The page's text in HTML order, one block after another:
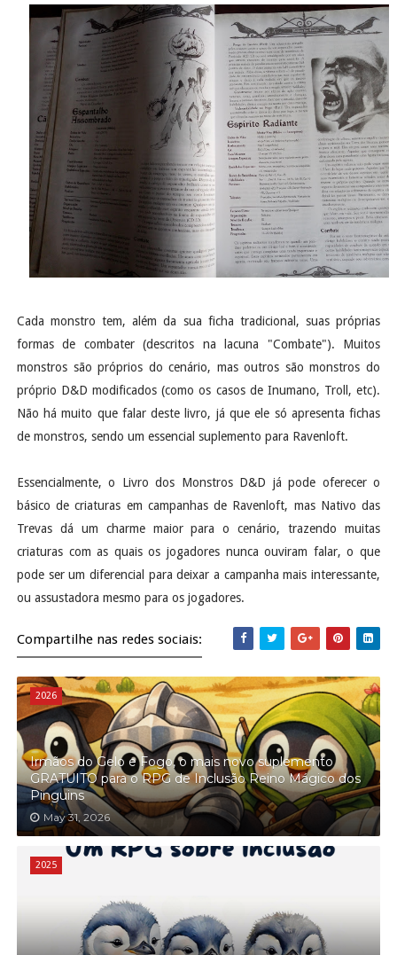
Cada monstro tem, além da sua ficha tradicional, suas próprias
formas de combater (descritos na lacuna "Combate"). Muitos
monstros são próprios do cenário, mas outros são monstros do
próprio D&D modificados (como os casos de Inumano, Troll, etc).
Não há muito que falar deste livro, já que ele só apresenta fichas
de monstros, sendo um essencial suplemento para Ravenloft.
Essencialmente, o Livro dos Monstros D&D já pode oferecer o
básico de criaturas em campanhas de Ravenloft, mas Nativo das
Trevas dá um charme maior para o cenário, trazendo muitas
criaturas com as quais os jogadores nunca ouviram falar, o que
pode ser um diferencial para deixar a campanha mais interessante,
ou assustadora mesmo para os jogadores.
Compartilhe nas redes sociais:
2026
Irmãos do Gelo e Fogo, o mais novo suplemento
GRATUITO para o RPG de Inclusão Reino Mágico dos
Pinguins
May 31, 2026
2025